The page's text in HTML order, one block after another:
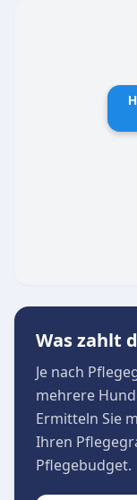
durch eine
von Montag
für
Was zahlt
Je nach
mehrere
Ermitteln Sie
Ihren
Pflegebudget.